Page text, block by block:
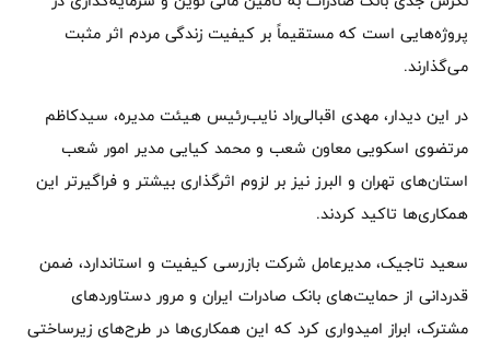
پروژه‌هایی است که مستقیماً بر کیفیت زندگی مردم اثر مثبت
می‌گذارند.
در این دیدار، مهدی اقبالی‌راد نایب‌رئیس هیئت مدیره، سیدکاظم
مرتضوی اسکویی معاون شعب و محمد کیایی مدیر امور شعب
استان‌های تهران و البرز نیز بر لزوم اثرگذاری بیشتر و فراگیرتر این
همکاری‌ها تاکید کردند.
سعید تاجیک، مدیرعامل شرکت بازرسی کیفیت و استاندارد، ضمن
قدردانی از حمایت‌های بانک صادرات ایران و مرور دستاوردهای
مشترک، ابراز امیدواری کرد که این همکاری‌ها در طرح‌های زیرساختی